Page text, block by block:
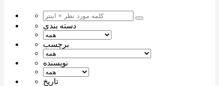
دسته بندی
برچسب
نویسنده
تاریخ